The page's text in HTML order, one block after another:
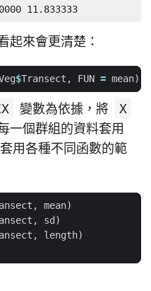
11.833333
起來會更清楚：
$Transect , FUN = mean)
變數為依據，將
X
一個群組的資料套用
用各種不同函數的範
, mean)
, sd )
, length)